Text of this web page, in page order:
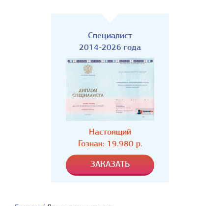
Специалист
2014-2026 года
Настоящий
Гознак: 19.980 р.